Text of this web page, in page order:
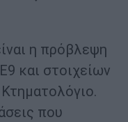
η πρόβλεψη
και στοιχείων
που